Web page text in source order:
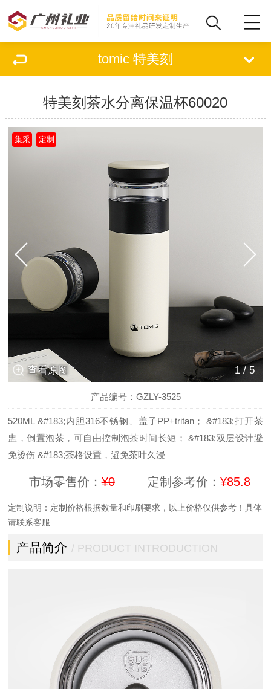
tomic 特美刻
特美刻茶水分离保温杯60020
1/ 5
查看原图
集采 定制
产品编号：GZLY-3525
520ML &#183;内胆316不锈钢、盖子PP+tritan； &#183;打开茶
盅，倒置泡茶，可自由控制泡茶时间长短； &#183;双层设计避
免烫伤 &#183;茶格设置，避免茶叶久浸
市场零售价：¥0 定制参考价：¥85.8
定制说明：定制价格根据数量和印刷要求，以上价格仅供参考！具体
请联系客服
产品简介 / PRODUCT INTRODUCTION